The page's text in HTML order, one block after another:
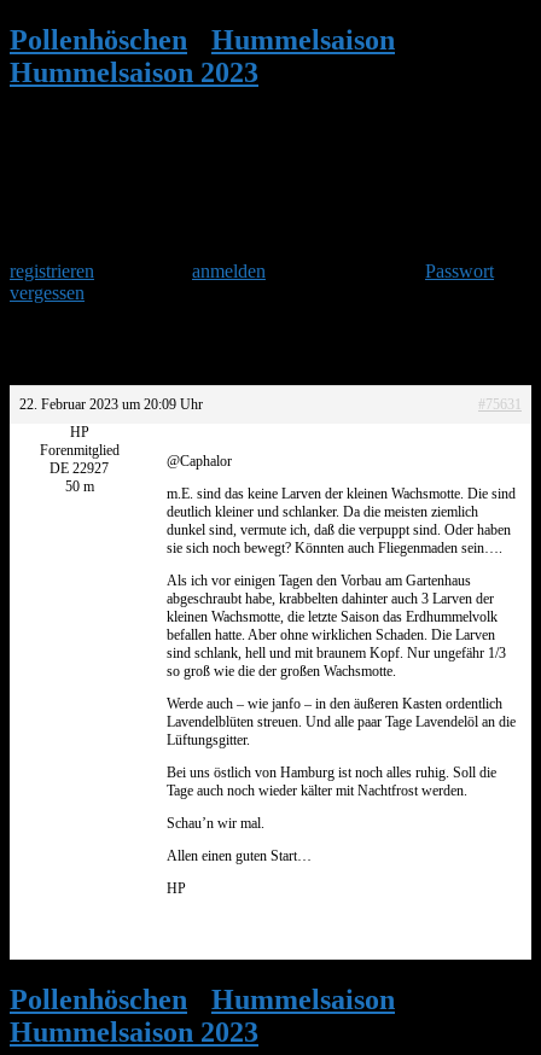
Pollenhöschen Hummelsaison
Hummelsaison 2023
registrieren
anmelden
Passwort
vergessen
22. Februar 2023 um 20:09 Uhr
#75631
HP
Forenmitglied
DE 22927
50 m
@Caphalor
m.E. sind das keine Larven der kleinen Wachsmotte. Die sind
deutlich kleiner und schlanker. Da die meisten ziemlich
dunkel sind, vermute ich, daß die verpuppt sind. Oder haben
sie sich noch bewegt? Könnten auch Fliegenmaden sein….
Als ich vor einigen Tagen den Vorbau am Gartenhaus
abgeschraubt habe, krabbelten dahinter auch 3 Larven der
kleinen Wachsmotte, die letzte Saison das Erdhummelvolk
befallen hatte. Aber ohne wirklichen Schaden. Die Larven
sind schlank, hell und mit braunem Kopf. Nur ungefähr 1/3
so groß wie die der großen Wachsmotte.
Werde auch – wie janfo – in den äußeren Kasten ordentlich
Lavendelblüten streuen. Und alle paar Tage Lavendelöl an die
Lüftungsgitter.
Bei uns östlich von Hamburg ist noch alles ruhig. Soll die
Tage auch noch wieder kälter mit Nachtfrost werden.
Schau’n wir mal.
Allen einen guten Start…
HP
Pollenhöschen Hummelsaison
Hummelsaison 2023